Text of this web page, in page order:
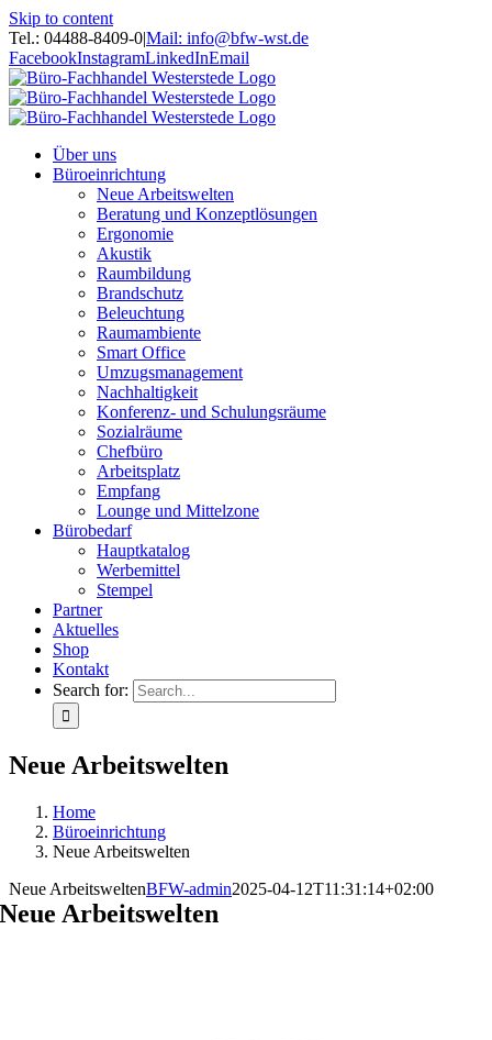
Skip to content
Tel.: 04488-8409-0|Mail: info@bfw-wst.de
FacebookInstagramLinkedInEmail
Über uns
Büroeinrichtung
Neue Arbeitswelten
Beratung und Konzeptlösungen
Ergonomie
Akustik
Raumbildung
Brandschutz
Beleuchtung
Raumambiente
Smart Office
Umzugsmanagement
Nachhaltigkeit
Konferenz- und Schulungsräume
Sozialräume
Chefbüro
Arbeitsplatz
Empfang
Lounge und Mittelzone
Bürobedarf
Hauptkatalog
Werbemittel
Stempel
Partner
Aktuelles
Shop
Kontakt
Search for:
Neue Arbeitswelten
Home
Büroeinrichtung
Neue Arbeitswelten
Neue ArbeitsweltenBFW-admin2025-04-12T11:31:14+02:00
Neue Arbeitswelten